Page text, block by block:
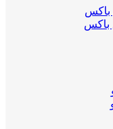
باکس
باکس